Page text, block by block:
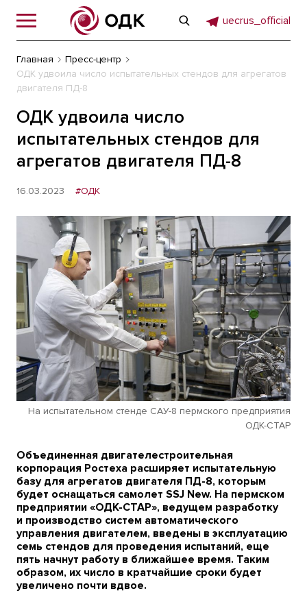
uecrus_official
Главная
Пресс-центр
ОДК удвоила число испытательных стендов для агрегатов
двигателя ПД-8
ОДК удвоила число
испытательных стендов для
агрегатов двигателя ПД-8
16.03.2023 #ОДК
На испытательном стенде САУ-8 пермского предприятия
ОДК-СТАР
Объединенная двигателестроительная
корпорация Ростеха расширяет испытательную
базу для агрегатов двигателя ПД-8, которым
будет оснащаться самолет SSJ New. На пермском
предприятии «ОДК-СТАР», ведущем разработку
и производство систем автоматического
управления двигателем, введены в эксплуатацию
семь стендов для проведения испытаний, еще
пять начнут работу в ближайшее время. Таким
образом, их число в кратчайшие сроки будет
увеличено почти вдвое.